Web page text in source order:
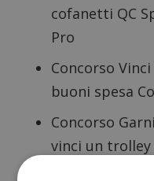
cofanetti QC
Pro
Concorso Vinci
buoni spesa
Concorso
vinci un